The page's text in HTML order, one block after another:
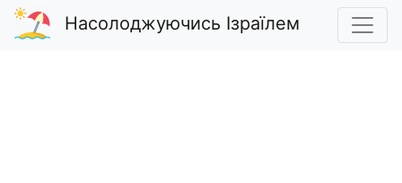
Насолоджуючись Ізраїлем